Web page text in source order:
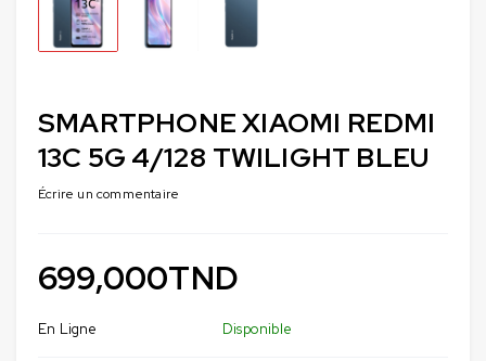
SMARTPHONE XIAOMI REDMI
13C 5G 4/128 TWILIGHT BLEU
Écrire un commentaire
699,000TND
En Ligne Disponible